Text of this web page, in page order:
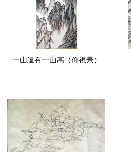
一山還有一山高（仰視景）